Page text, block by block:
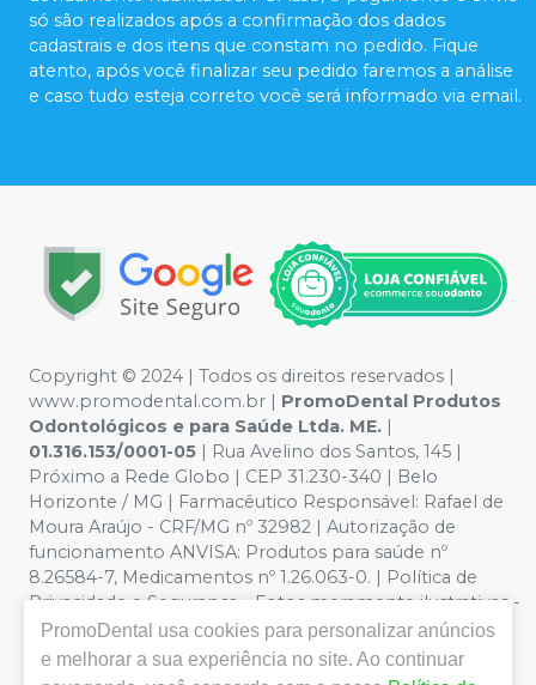
só são realizados após a confirmação dos dados
cadastrais e dos itens que constam no pedido. Fique
atento, após você finalizar seu pedido faremos a análise
e caso tudo esteja correto você será informado via email.
Copyright © 2024 | Todos os direitos reservados |
www.promodental.com.br | PromoDental Produtos
Odontológicos e para Saúde Ltda. ME. |
01.316.153/0001-05 | Rua Avelino dos Santos, 145 |
Próximo a Rede Globo | CEP 31.230-340 | Belo
Horizonte / MG | Farmacêutico Responsável: Rafael de
Moura Araújo - CRF/MG nº 32982 | Autorização de
funcionamento ANVISA: Produtos para saúde nº
8.26584-7, Medicamentos nº 1.26.063-0. | Política de
Privacidade e Segurança - Fotos meramente ilustrativas -
Os preços e condições da loja virtual estão sujeitos a
alterações. Em caso de divergência de preços no site, o
valor válido é o do Carrinho de Compra. Não vendemos
PromoDental usa cookies para personalizar anúncios
e melhorar a sua experiência no site. Ao continuar